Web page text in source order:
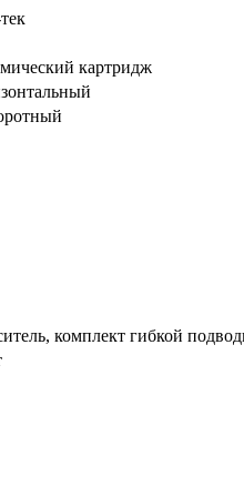
картридж
комплект гибкой